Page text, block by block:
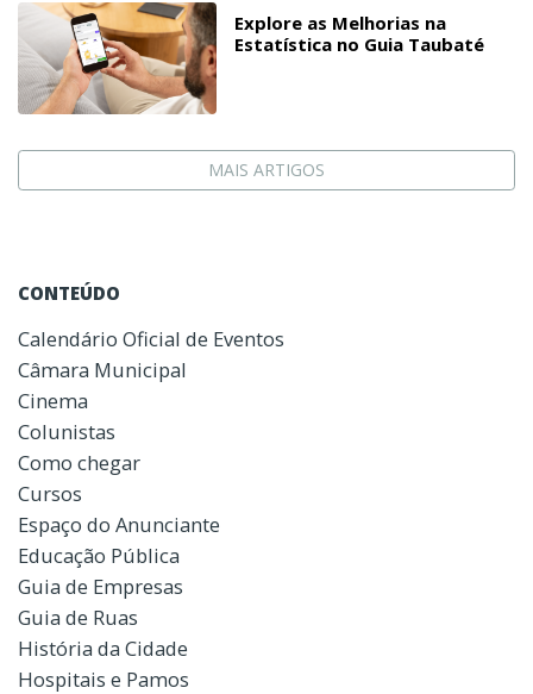
Explore as Melhorias na
Estatística no Guia Taubaté
MAIS ARTIGOS
CONTEÚDO
Calendário Oficial de Eventos
Câmara Municipal
Cinema
Colunistas
Como chegar
Cursos
Espaço do Anunciante
Educação Pública
Guia de Empresas
Guia de Ruas
História da Cidade
Hospitais e Pamos